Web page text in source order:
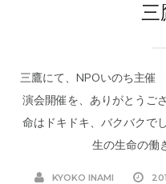
三
三鷹にて、NPOいのち主催
演会開催を、ありがとうご
命はドキドキ、バクバクで
生の生命の働
KYOKO INAMI